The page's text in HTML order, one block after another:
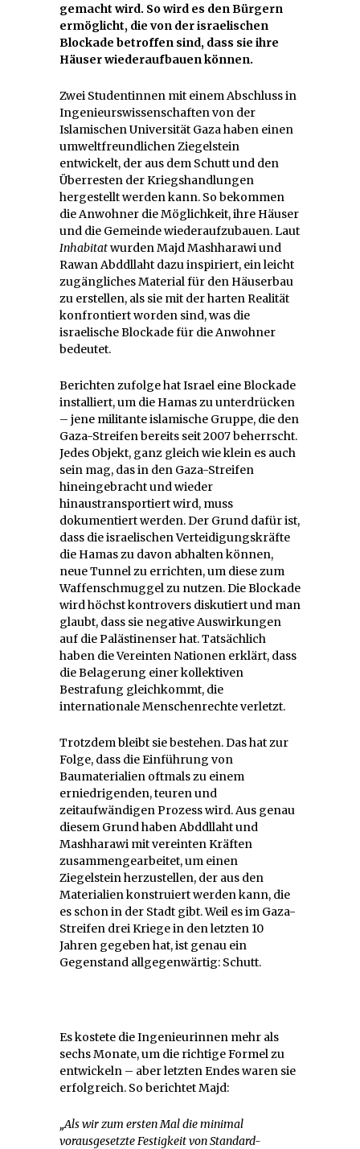
gemacht wird. So wird es den Bürgern
ermöglicht, die von der israelischen
Blockade betroffen sind, dass sie ihre
Häuser wiederaufbauen können.
Zwei Studentinnen mit einem Abschluss in
Ingenieurswissenschaften von der
Islamischen Universität Gaza haben einen
umweltfreundlichen Ziegelstein
entwickelt, der aus dem Schutt und den
Überresten der Kriegshandlungen
hergestellt werden kann. So bekommen
die Anwohner die Möglichkeit, ihre Häuser
und die Gemeinde wiederaufzubauen. Laut
Inhabitatwurden Majd Mashharawi und
Rawan Abddllaht dazu inspiriert, ein leicht
zugängliches Material für den Häuserbau
zu erstellen, als sie mit der harten Realität
konfrontiert worden sind, was die
israelische Blockade für die Anwohner
bedeutet.
Berichten zufolge hat Israel eine Blockade
installiert, um die Hamas zu unterdrücken
– jene militante islamische Gruppe, die den
Gaza-Streifen bereits seit 2007 beherrscht.
Jedes Objekt, ganz gleich wie klein es auch
sein mag, das in den Gaza-Streifen
hineingebracht und wieder
hinaustransportiert wird, muss
dokumentiert werden. Der Grund dafür ist,
dass die israelischen Verteidigungskräfte
die Hamas zu davon abhalten können,
neue Tunnel zu errichten, um diese zum
Waffenschmuggel zu nutzen. Die Blockade
wird höchst kontrovers diskutiert und man
glaubt, dass sie negative Auswirkungen
auf die Palästinenser hat. Tatsächlich
haben die Vereinten Nationen erklärt, dass
die Belagerung einer kollektiven
Bestrafung gleichkommt, die
internationale Menschenrechte verletzt.
Trotzdem bleibt sie bestehen. Das hat zur
Folge, dass die Einführung von
Baumaterialien oftmals zu einem
erniedrigenden, teuren und
zeitaufwändigen Prozess wird. Aus genau
diesem Grund haben Abddllaht und
Mashharawi mit vereinten Kräften
zusammengearbeitet, um einen
Ziegelstein herzustellen, der aus den
Materialien konstruiert werden kann, die
es schon in der Stadt gibt. Weil es im Gaza-
Streifen drei Kriege in den letzten 10
Jahren gegeben hat, ist genau ein
Gegenstand allgegenwärtig: Schutt.
Es kostete die Ingenieurinnen mehr als
sechs Monate, um die richtige Formel zu
entwickeln – aber letzten Endes waren sie
erfolgreich. So berichtet Majd:
„Als wir zum ersten Mal die minimal
vorausgesetzte Festigkeit von Standard-